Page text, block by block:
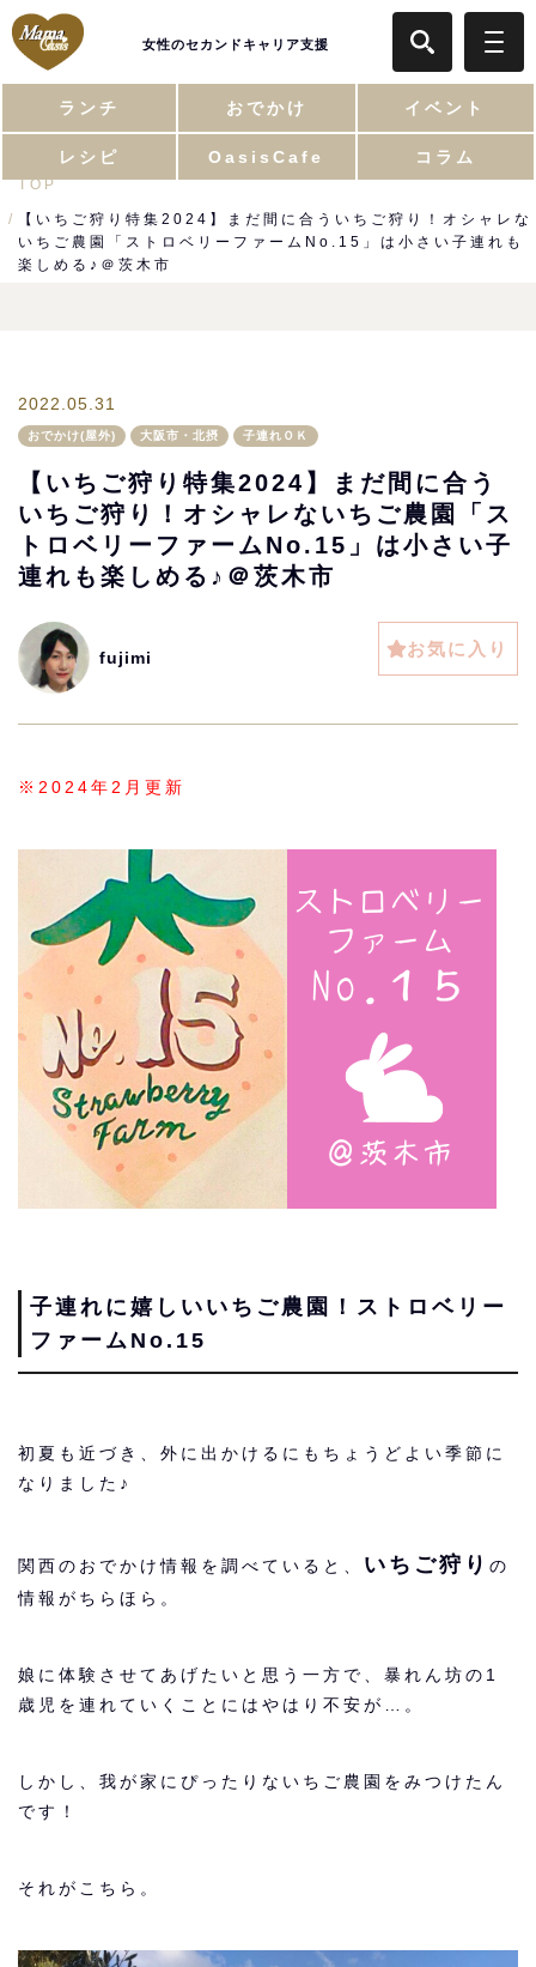
女性のセカンドキャリア支援
ランチ おでかけ イベント
レシピ OasisCafe コラム
TOP
【いちご狩り特集2024】まだ間に合ういちご狩り！オシャレな
いちご農園「ストロベリーファームNo.15」は小さい子連れも
楽しめる♪＠茨木市
2022.05.31
おでかけ(屋外) 大阪市・北摂 子連れＯＫ
【いちご狩り特集2024】まだ間に合う
いちご狩り！オシャレないちご農園「ス
トロベリーファームNo.15」は小さい子
連れも楽しめる♪＠茨木市
fujimi お気に入り
※2024年2月更新
子連れに嬉しいいちご農園！ストロベリー
ファームNo.15
初夏も近づき、外に出かけるにもちょうどよい季節に
なりました♪
関西のおでかけ情報を調べていると、 いちご狩り の
情報がちらほら。
娘に体験させてあげたいと思う一方で、暴れん坊の1
歳児を連れていくことにはやはり不安が…。
しかし、我が家にぴったりないちご農園をみつけたん
です！
それがこちら。